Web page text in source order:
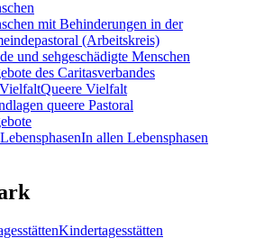
mit Behinderungen in der
(Arbeitskreis)
und sehgeschädigte Menschen
des Caritasverbandes
Queere Vielfalt
queere Pastoral
In allen Lebensphasen
Kindertagesstätten